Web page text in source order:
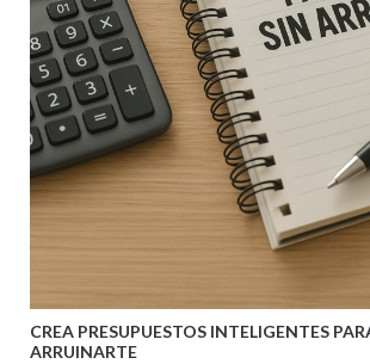
CREA PRESUPUESTOS INTELIGENTES
ARRUINARTE